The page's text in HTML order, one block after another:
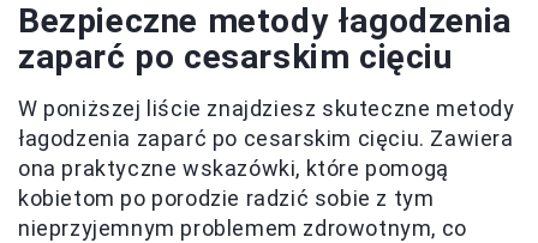
Bezpieczne metody łagodzenia
zaparć po cesarskim cięciu
W poniższej liście znajdziesz skuteczne metody
łagodzenia zaparć po cesarskim cięciu. Zawiera
ona praktyczne wskazówki, które pomogą
kobietom po porodzie radzić sobie z tym
nieprzyjemnym problemem zdrowotnym, co